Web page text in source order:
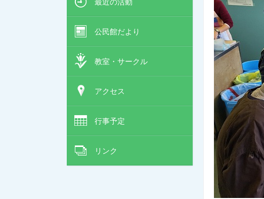
最近の活動
公民館だより
教室・サークル
アクセス
行事予定
リンク